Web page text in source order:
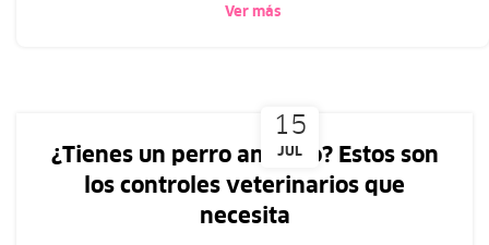
Ver más
15
JUL
¿Tienes un perro anciano? Estos son
los controles veterinarios que
necesita